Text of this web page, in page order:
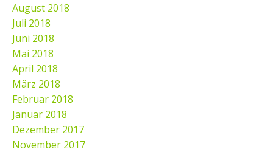
August 2018
Juli 2018
Juni 2018
Mai 2018
April 2018
März 2018
Februar 2018
Januar 2018
Dezember 2017
November 2017